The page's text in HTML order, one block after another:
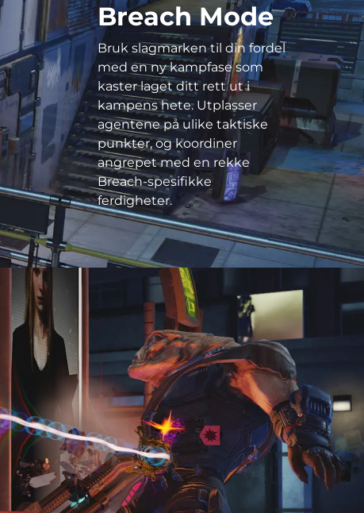
Breach Mode
Bruk slagmarken til din fordel
med en ny kampfase som
kaster laget ditt rett ut i
kampens hete. Utplasser
agentene på ulike taktiske
punkter, og koordiner
angrepet med en rekke
Breach-spesifikke
ferdigheter.